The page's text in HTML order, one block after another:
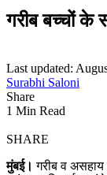
गरीब बच्चों के
Last updated:
Surabhi Saloni
Share
1 Min Read
SHARE
मुंबई। गरीब व असहाय